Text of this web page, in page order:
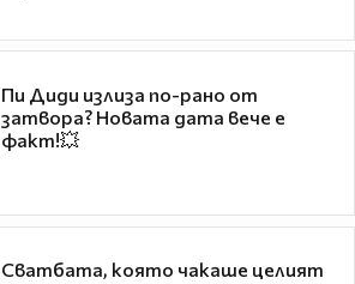
Пи Диди излиза по-рано от
затвора? Новата дата вече е
факт!💥
Сватбата, която чакаше целият